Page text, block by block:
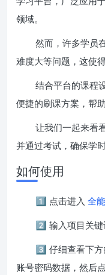
领域。
然而，许多学员
难度大等问题，这使
结合平台的课程
便捷的刷课方案，帮
让我们一起来看
并通过考试，确保学
如何使用
1️⃣ 点击进入 全
2️⃣ 输入项目关
3️⃣ 仔细查看下
账号密码数据，然后